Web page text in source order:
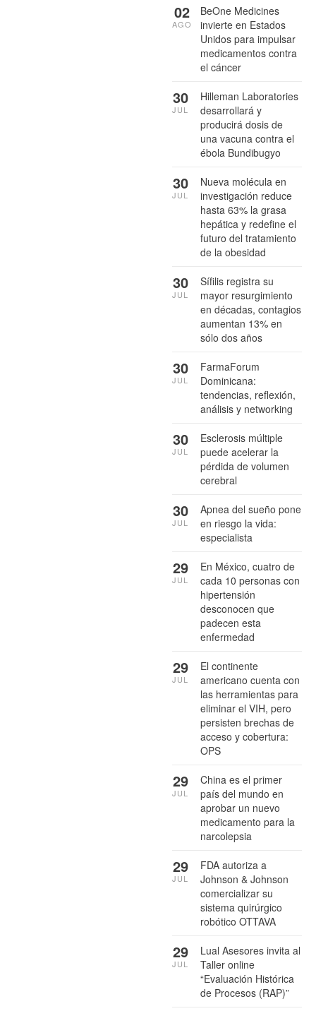
BeOne Medicines
invierte en Estados
Unidos para impulsar
medicamentos contra
el cáncer
02
AGO
Hilleman Laboratories
desarrollará y
producirá dosis de
una vacuna contra el
ébola Bundibugyo
30
JUL
Nueva molécula en
investigación reduce
hasta 63% la grasa
hepática y redefine el
futuro del tratamiento
de la obesidad
30
JUL
Sífilis registra su
mayor resurgimiento
en décadas, contagios
aumentan 13% en
sólo dos años
30
JUL
FarmaForum
Dominicana:
tendencias, reflexión,
análisis y networking
30
JUL
Esclerosis múltiple
puede acelerar la
pérdida de volumen
cerebral
30
JUL
Apnea del sueño pone
en riesgo la vida:
especialista
30
JUL
En México, cuatro de
cada 10 personas con
hipertensión
desconocen que
padecen esta
enfermedad
29
JUL
El continente
americano cuenta con
las herramientas para
eliminar el VIH, pero
persisten brechas de
acceso y cobertura:
OPS
29
JUL
China es el primer
país del mundo en
aprobar un nuevo
medicamento para la
narcolepsia
29
JUL
FDA autoriza a
Johnson & Johnson
comercializar su
sistema quirúrgico
robótico OTTAVA
29
JUL
Lual Asesores invita al
Taller online
“Evaluación Histórica
de Procesos (RAP)”
29
JUL